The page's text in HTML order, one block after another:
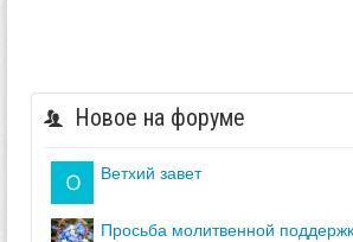
Новое на форуме
ветхий завет
просьба молитвенной